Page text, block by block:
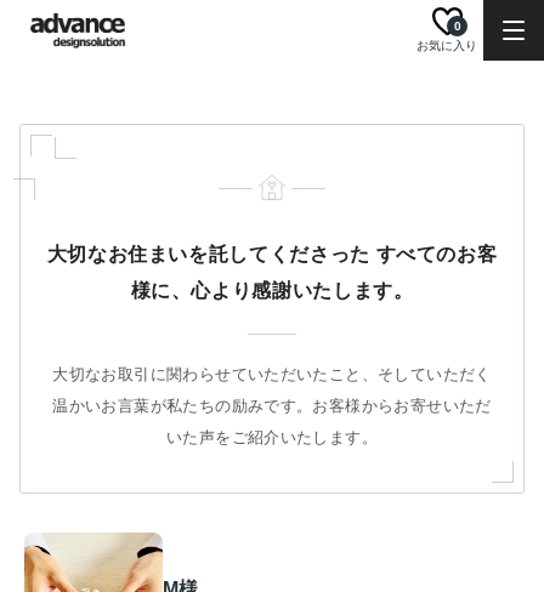
お気に入り
0
大切なお住まいを託してくださった すべてのお客
様に、心より感謝いたします。
大切なお取引に関わらせていただいたこと、そしていただく
温かいお言葉が私たちの励みです。お客様からお寄せいただ
いた声をご紹介いたします。